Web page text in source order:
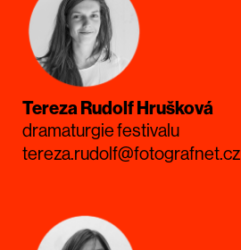
Tereza Rudolf Hrušková
dramaturgie festivalu
tereza.rudolf@fotografnet.cz